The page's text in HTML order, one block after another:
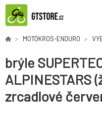
MOTOKROS-ENDURO
brýle
ALPINESTARS
zrcadlové